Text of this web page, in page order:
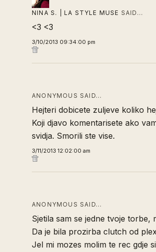
NINA S. | LA STYLE MUSE SAID…
<3 <3
3/10/2013 09:34:00 pm
ANONYMOUS SAID…
Hejteri dobicete zuljeve koliko
Koji djavo komentarisete ako
svidja. Smorili ste vise.
3/11/2013 12:02:00 am
ANONYMOUS SAID…
Sjetila sam se jedne tvoje torbe,
Da je bila prozirba clutch od
Jel mi mozes molim te rec gdje